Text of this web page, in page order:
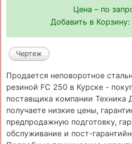
Цена – по
Добавить в Корзину:
Чертеж
Продается неповоротное
резиной FC 250 в Курске -
поставщика компании Техника
получаете низкие цены,
предпродажную подготовку,
обслуживание и пост-